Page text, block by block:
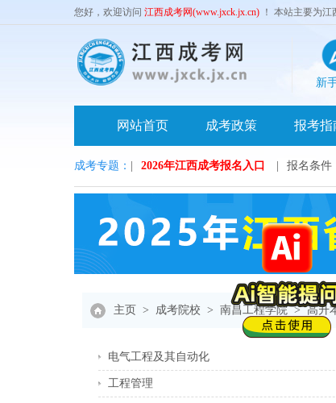
您好，欢迎访问 江西成考网(www.jxck.jx.cn) ！ 本站主要为
新
网站首页 成考政策 报考指
成考专题： 2026年江西成考报名入口 报名条件
主页 > 成考院校 > 南昌工程学院 > 高升
电气工程及其自动化
工程管理